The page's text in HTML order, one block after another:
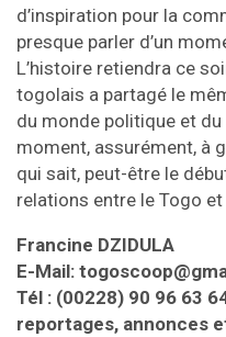
d’inspiration pour la
presque parler d’un
L’histoire retiendra ce
togolais a partagé le
du monde politique et
moment, assurément, à
qui sait, peut-être le
relations entre le Togo
Francine DZIDULA
E-Mail:
Tél : (00228) 90 96 63
reportages, annonces